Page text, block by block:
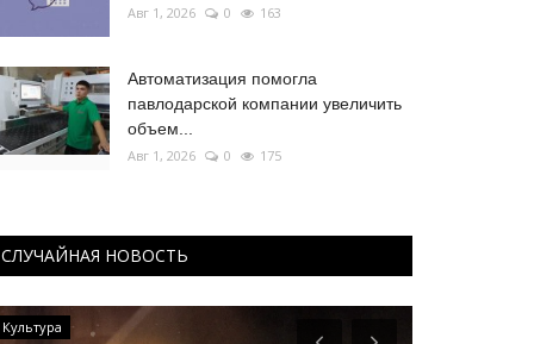
Авг 1, 2026 0 163
Автоматизация помогла
павлодарской компании увеличить
объем...
Авг 1, 2026 0 175
СЛУЧАЙНАЯ НОВОСТЬ
Культура